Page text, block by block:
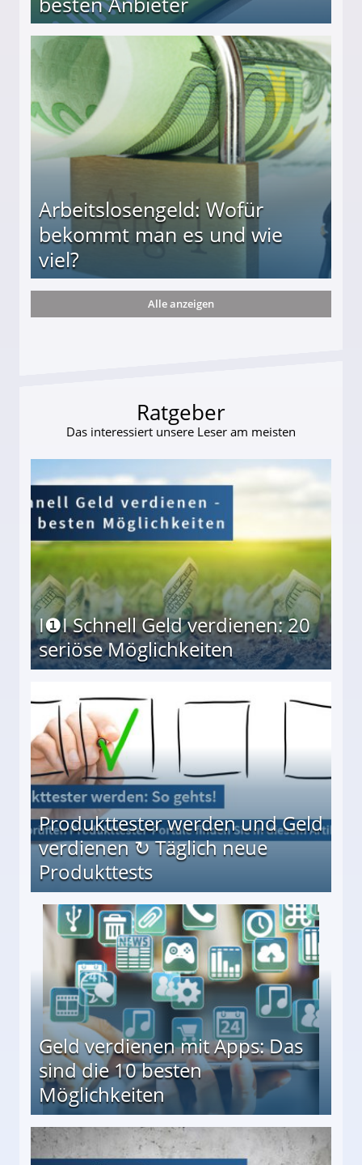
Arbeitslosengeld: Wofür
bekommt man es und wie
viel?
und wie viel?
Alle anzeigen
Ratgeber
Das interessiert unsere Leser am meisten
I❶I Schnell Geld verdienen: 20
seriöse Möglichkeiten
Produkttester werden und Geld
verdienen ↻ Täglich neue
Produkttests
↻ Täglich neue Produkttests
Geld verdienen mit Apps: Das
sind die 10 besten
Möglichkeiten
besten Möglichkeiten